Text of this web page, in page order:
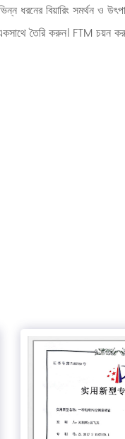
ধরনের বিয়ারিং সমর্থন ও
তৈরি করুন। FTM চয়ন